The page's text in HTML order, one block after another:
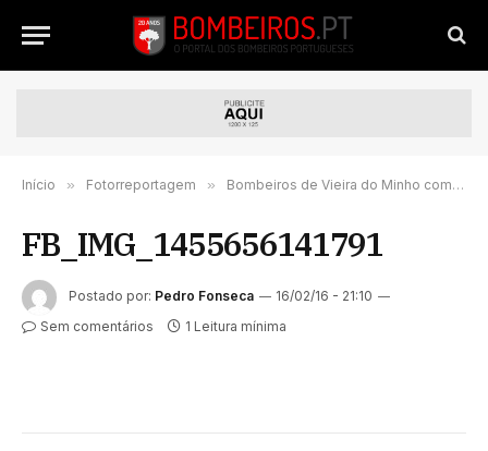
Início » Fotorreportagem » Bombeiros de Vieira do Minho comemoram 75° Aniversário | FOTORREPORTAGEM
FB_IMG_1455656141791
Postado por: Pedro Fonseca
16/02/16 - 21:10
Sem comentários
1 Leitura mínima